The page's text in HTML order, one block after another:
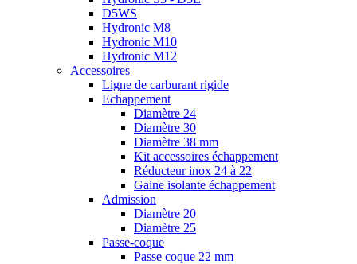
D5WS
Hydronic M8
Hydronic M10
Hydronic M12
Accessoires
Ligne de carburant rigide
Echappement
Diamètre 24
Diamètre 30
Diamètre 38 mm
Kit accessoires échappement
Réducteur inox 24 à 22
Gaine isolante échappement
Admission
Diamètre 20
Diamètre 25
Passe-coque
Passe coque 22 mm